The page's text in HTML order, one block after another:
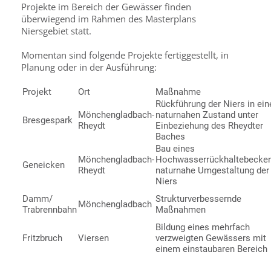
Projekte im Bereich der Gewässer finden
überwiegend im Rahmen des Masterplans
Niersgebiet statt.
Momentan sind folgende Projekte fertiggestellt, in
Planung oder in der Ausführung:
Projekt Ort Maßnahme
Bresgespark Mönchengladbach-
Rheydt
Rückführung der Niers in
naturnahen Zustand unter
Einbeziehung des Rheydter
Baches
Geneicken
Mönchengladbach-
Rheydt
Bau eines
naturnahe Umgestaltung der
Niers
Damm/
TrabrennbahnMönchengladbach Strukturverbessernde
Maßnahmen
Fritzbruch Viersen
Bildung eines mehrfach
verzweigten Gewässers mit
einem einstaubaren Bereich